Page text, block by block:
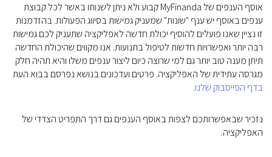
אוסף הענפים של MyFinanda קבוע ולא ניתן לשנותו באשר לכל קבוצת
ענפים באוסף יש ענף "שונות" שמעניק גמישות בסיווג הפעולות. בהזדמנות
זו נציין שאנו פועלים להוסיף יכולת חדשה לאפליקציה שתעניק לכם גמישות
רבה יותר ואפשרויות חדשות לטיפול בתנועות. אנו מקווים שהיכולת החדשה
תיתן מענה טוב יותר גם למי שרוצה כיום ליצור ענפים משלו והיא תהיה חלק
מגרסה עתידית של האפליקציה. פרטים ועדכונים בנושא נפרסם בבוא העת
בדף הפייסבוק שלנו.
נזכיר שבאפשרותכם לצפות באוסף הענפים גם דרך התפריט הצדדי של
האפליקציה.